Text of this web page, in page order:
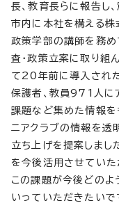
長、教育長らに報告し
市内に本社を構える
政策学部の講師を務め
査・政策立案に取り組
て20年前に導入された
保護者、教員971人に
課題など集めた情報を
ニアクラブの情報を透
立ち上げを提案しまし
を今後活用させていた
この課題が今後どのよ
いっていただきたいで